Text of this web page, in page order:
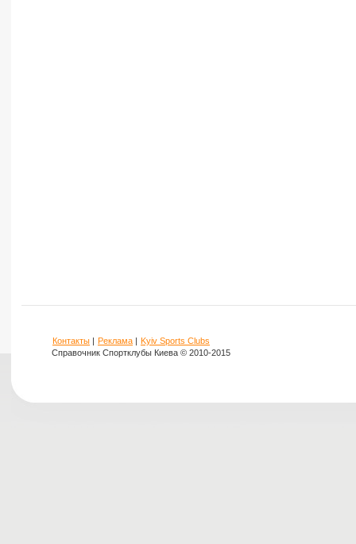
Контакты | Реклама | Kyiv Sports Clubs
Справочник Спортклубы Киева © 2010-2015